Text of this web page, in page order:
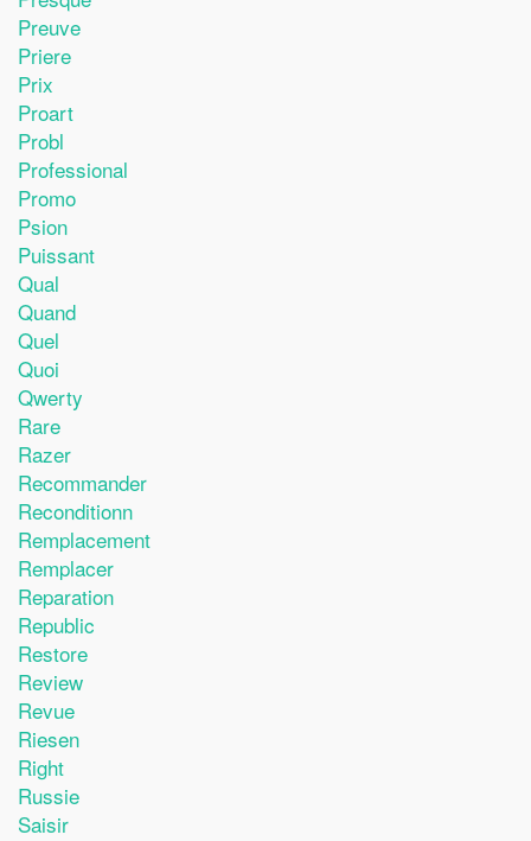
Preuve
Priere
Prix
Proart
Probl
Professional
Promo
Psion
Puissant
Qual
Quand
Quel
Quoi
Qwerty
Rare
Razer
Recommander
Reconditionn
Remplacement
Remplacer
Reparation
Republic
Restore
Review
Revue
Riesen
Right
Russie
Saisir